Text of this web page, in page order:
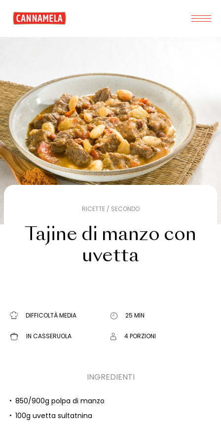
RICETTE / SECONDO
Tajine di manzo con
uvetta
DIFFICOLTÀ MEDIA 25 MIN
IN CASSERUOLA 4 PORZIONI
INGREDIENTI
850/900g polpa di manzo
100g uvetta sultatnina